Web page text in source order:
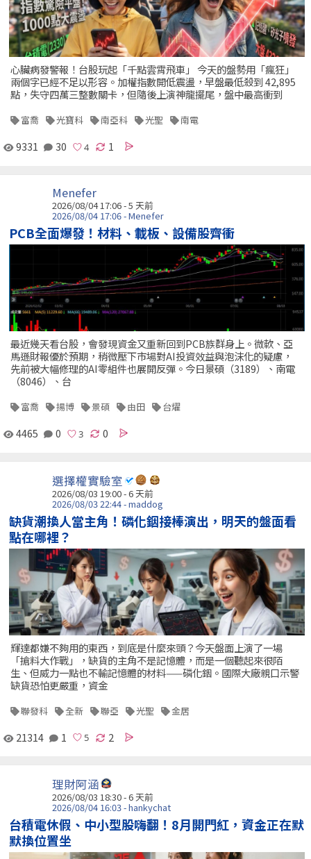
心臟病發警報！台股玩起「千點雲霄飛車」 今天的盤勢用「瘋狂」
兩個字已經不足以形容。加權指數開低震盪，早盤最低殺到 42,895
點，失守四萬三整數關卡，但隨後上演神龍擺尾，盤中最高衝到
富喬 光寶科 南亞科 光聖 南電
9331 30 1
Menefer
2026/08/04 17:06 - 5 天前
2026/08/04 17:06 - Menefer
PCB全面爆發！材料、載板、設備股齊衝
最近幾天看台股，會發現資金又重新回到PCB族群身上。微軟、亞
馬遜財報優於預期，稍微壓下市場對AI投資效益與泡沫化的疑慮，
先前被大幅修理的AI零組件也展開反彈。今日景碩（3189）、南電
（8046）、台
富喬 揚博 景碩 由田 台燿
4465 0 0
選擇權實驗室
2026/08/03 19:00 - 6 天前
2026/08/03 22:44 - maddog
缺貨潮換人當主角！磷化銦接棒演出，明天的盤面看
點在哪裡？
輝達都嫌不夠用的東西，到底是什麼來頭？今天盤面上演了一場
「搶料大作戰」，缺貨的主角不是記憶體，而是一個聽起來很陌
生、但威力一點也不輸記憶體的材料——磷化銦。國際大廠親口示警
缺貨恐怕更嚴重，資金
聯發科 全新 聯亞 光聖 金居
21314 1 2
理財阿涵
2026/08/03 18:30 - 6 天前
2026/08/04 16:03 - hankychat
台積電休假、中小型股嗨翻！8月開門紅，資金正在默
默換位置坐